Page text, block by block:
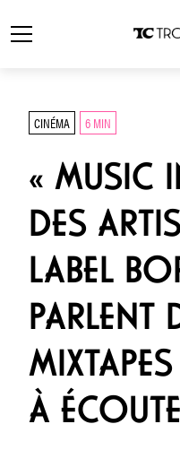
CINÉMA 6 MIN
« MUSIC
DES
LABEL
PARLENT
À